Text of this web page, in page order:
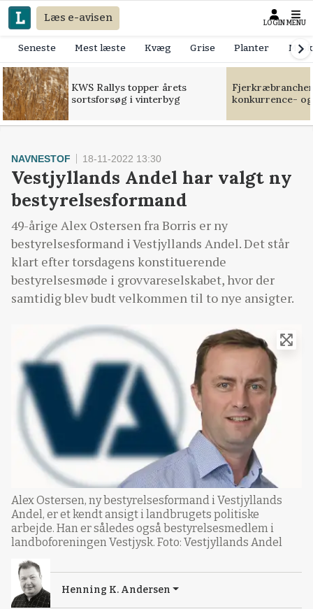
Læs e-avisen LOGIN MENU
Seneste Mest læste Kvæg Grise Planter
KWS Rallys topper årets
sortsforsøg i vinterbyg
konkurrence-
NAVNESTOF 18-11-2022 13:30
Vestjyllands Andel har valgt ny
bestyrelsesformand
49-årige Alex Ostersen fra Borris er ny
bestyrelsesformand i Vestjyllands Andel. Det står
klart efter torsdagens konstituerende
bestyrelsesmøde i grovvareselskabet, hvor der
samtidig blev budt velkommen til to nye ansigter.
Alex Ostersen, ny bestyrelsesformand i Vestjyllands
Andel, er et kendt ansigt i landbrugets politiske
arbejde. Han er således også bestyrelsesmedlem i
landboforeningen Vestjysk. Foto: Vestjyllands Andel
Henning K. Andersen